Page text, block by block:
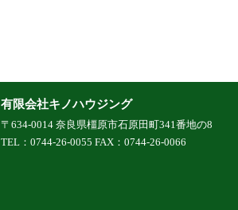
有限会社キノハウジング
〒634-0014 奈良県橿原市石原田町341番地の8
TEL：0744-26-0055 FAX：0744-26-0066